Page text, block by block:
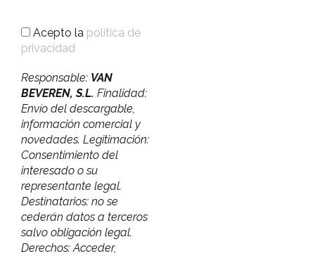
Acepto la política de
privacidad
Responsable: VAN
BEVEREN, S.L. Finalidad:
Envío del descargable,
información comercial y
novedades. Legitimación:
Consentimiento del
interesado o su
representante legal.
Destinatarios: no se
cederán datos a terceros
salvo obligación legal.
Derechos: Acceder,